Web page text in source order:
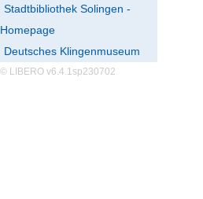
Stadtbibliothek Solingen -
Homepage
Deutsches Klingenmuseum
© LIBERO v6.4.1sp230702